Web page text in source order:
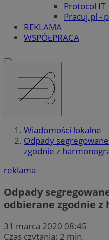
Protocol IT
Pracuj.pl -
REKLAMA
WSPÓŁPRACA
Wiadomości lokalne
Odpady
zgodnie z
reklama
Odpady
odbierane zgodnie
31 marca 2020 08:45
Czas czytania: 2 min.